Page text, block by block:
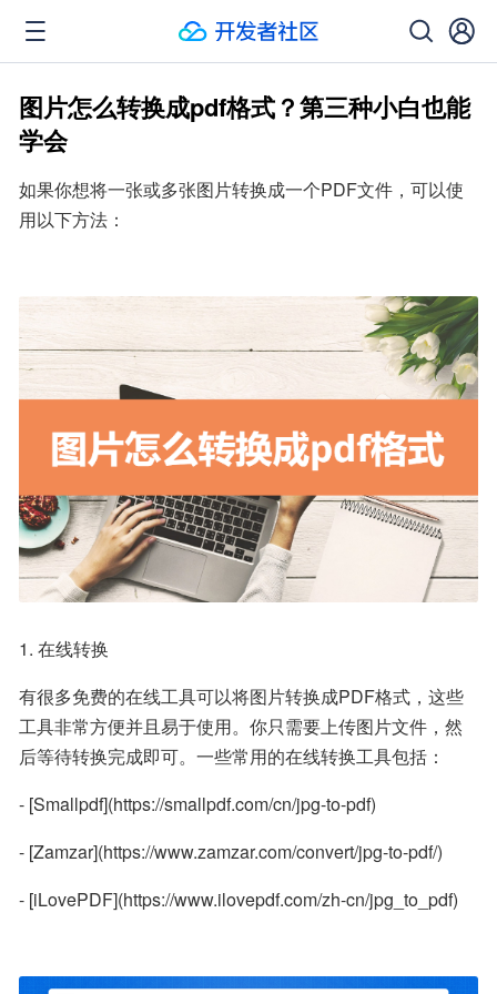
图片怎么转换成pdf格式？第三种小白也能
学会
如果你想将一张或多张图片转换成一个PDF文件，可以使
用以下方法：
1. 在线转换
有很多免费的在线工具可以将图片转换成PDF格式，这些
工具非常方便并且易于使用。你只需要上传图片文件，然
后等待转换完成即可。一些常用的在线转换工具包括：
- [Smallpdf](https://smallpdf.com/cn/jpg-to-pdf)
- [Zamzar](https://www.zamzar.com/convert/jpg-to-pdf/)
- [iLovePDF](https://www.ilovepdf.com/zh-cn/jpg_to_pdf)